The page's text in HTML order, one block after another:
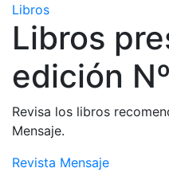
Libros
Libros
edición
Revisa los libros
Mensaje.
Revista Mensaje